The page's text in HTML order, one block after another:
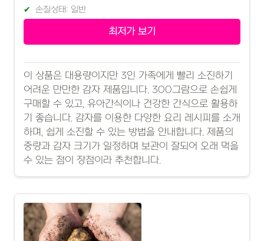
손질상태: 일반
최저가 보기
이 상품은 대용량이지만 3인 가족에게 빨리 소진하기
어려운 만만한 감자 제품입니다. 300그람으로 손쉽게
구매할 수 있고, 유아간식이나 건강한 간식으로 활용하
기 좋습니다. 감자를 이용한 다양한 요리 레시피를 소개
하며, 쉽게 소진할 수 있는 방법을 안내합니다. 제품의
중량과 감자 크기가 일정하며 보관이 잘되어 오래 먹을
수 있는 점이 장점이라 추천합니다.